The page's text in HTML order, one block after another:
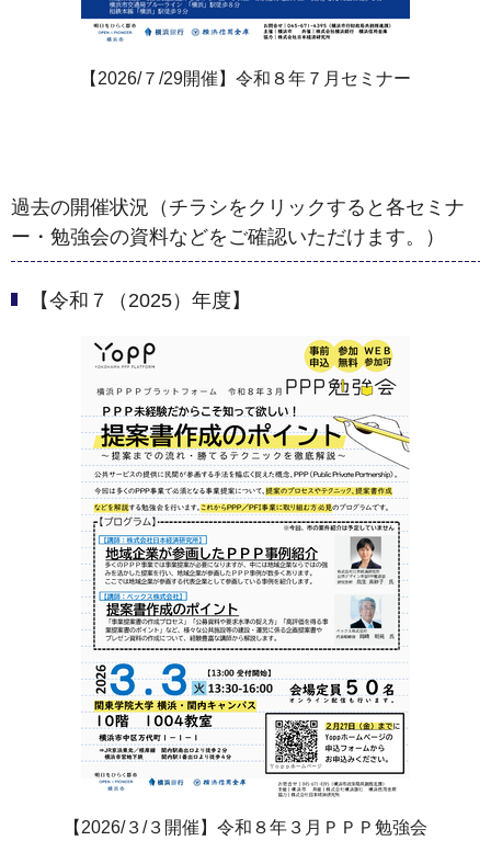
【2026/７/29開催】令和８年７月セミナー
過去の開催状況（チラシをクリックすると各セミナ
ー・勉強会の資料などをご確認いただけます。）
【令和７（2025）年度】
【2026/３/３開催】令和８年３月ＰＰＰ勉強会